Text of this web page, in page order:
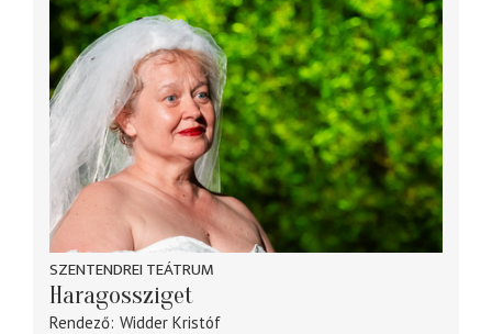
SZENTENDREI TEÁTRUM
Haragossziget
Rendező Widder Kristóf